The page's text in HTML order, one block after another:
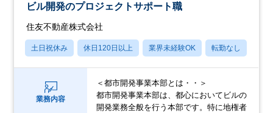
ビル開発のプロジェクトサポート職
住友不動産株式会社
土日祝休み 休日120日以上 業界未経験OK 転勤なし
業務内容
＜都市開発事業本部とは・・＞
都市開発事業本部は、都心においてビルの
開発業務全般を行う本部です。特に地権者